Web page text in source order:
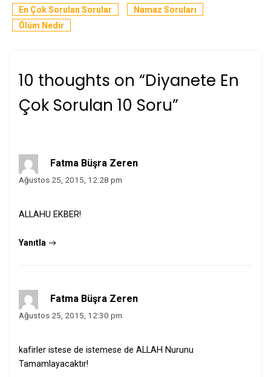
En Çok Sorulan Sorular
Namaz Soruları
Ölüm Nedir
10 thoughts on “Diyanete En
Çok Sorulan 10 Soru”
Fatma Büşra Zeren
Ağustos 25, 2015, 12:28 pm
ALLAHU EKBER!
Yanıtla
Fatma Büşra Zeren
Ağustos 25, 2015, 12:30 pm
kafirler istese de istemese de ALLAH Nurunu
Tamamlayacaktır!